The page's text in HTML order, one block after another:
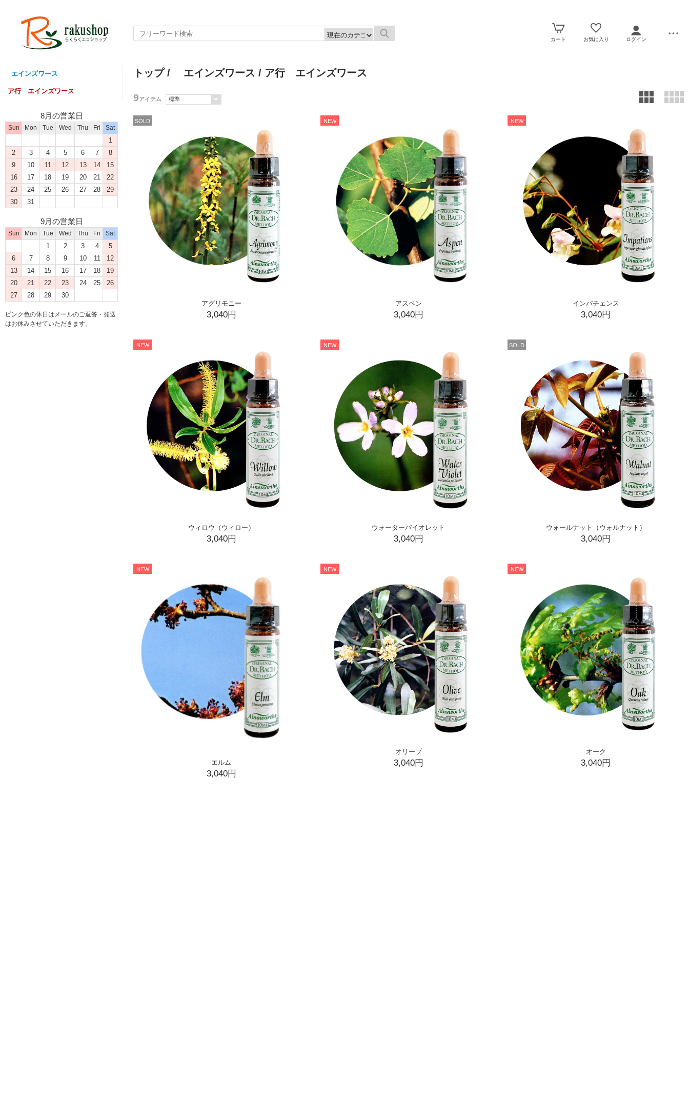
カート お気に入り ログイン
エインズワース
ア行 エインズワース
8月の営業日
Sun Mon Tue Wed Thu Fri Sat
1
2
3 4 5 6 7
8
9
10 11 12 13 14
15
16
17 18 19 20 21
22
23
24 25 26 27 28
29
30
31
9月の営業日
Sun Mon Tue Wed Thu Fri Sat
1 2 3 4
5
6
7 8 9 10 11
12
13
14 15 16 17 18
19
20
21 22 23 24 25
26
27
28 29 30
ピンク色の休日はメールのご返答・発送
はお休みさせていただきます。
トップ/ エインズワース / ア行 エインズワース
9アイテム
SOLD
アグリモニー
3,040円
NEW
アスペン
3,040円
NEW
インパチェンス
3,040円
NEW
ウィロウ（ウィロー）
3,040円
NEW
ウォーターバイオレット
3,040円
SOLD
ウォールナット（ウォルナット）
3,040円
NEW
エルム
3,040円
NEW
オリーブ
3,040円
NEW
オーク
3,040円